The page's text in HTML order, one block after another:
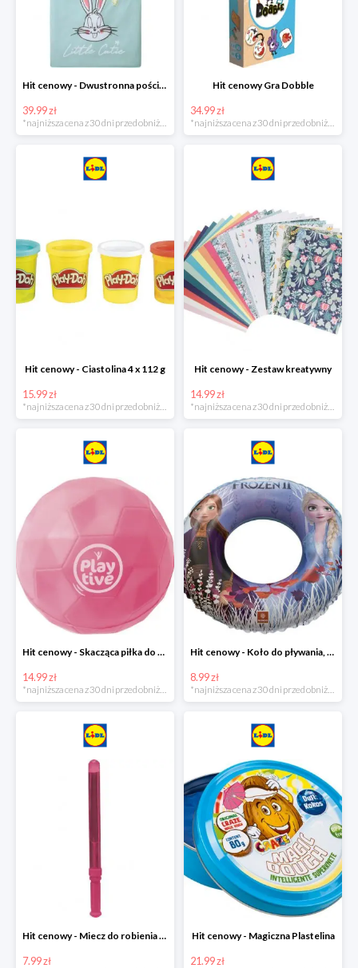
Hit cenowy - Dwustronna pościel z bawełny
39.99 zł
*najniższa cena z 30 dni przed obniżką
Hit cenowy Gra Dobble
34.99 zł
*najniższa cena z 30 dni przed obniżką
Hit cenowy - Ciastolina 4 x 112 g
15.99 zł
Hit cenowy - Zestaw kreatywny
14.99 zł
Hit cenowy - Skacząca piłka do wody lub superskacząca piłka
14.99 zł
*najniższa cena z 30 dni przed obniżką
Hit cenowy - Koło do pływania, rękawki lub piłka
8.99 zł
*najniższa cena z 30 dni przed obniżką
Hit cenowy - Miecz do robienia baniek mydlanych
7.99 zł
Hit cenowy - Magiczna Plastelina
21.99 zł